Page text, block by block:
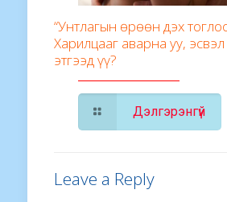
“Унтлагын өрөөн дэх
Харилцааг аварна уу, эсвэл
этгээд үү?
Дэлгэрэнгүй
Leave a Reply